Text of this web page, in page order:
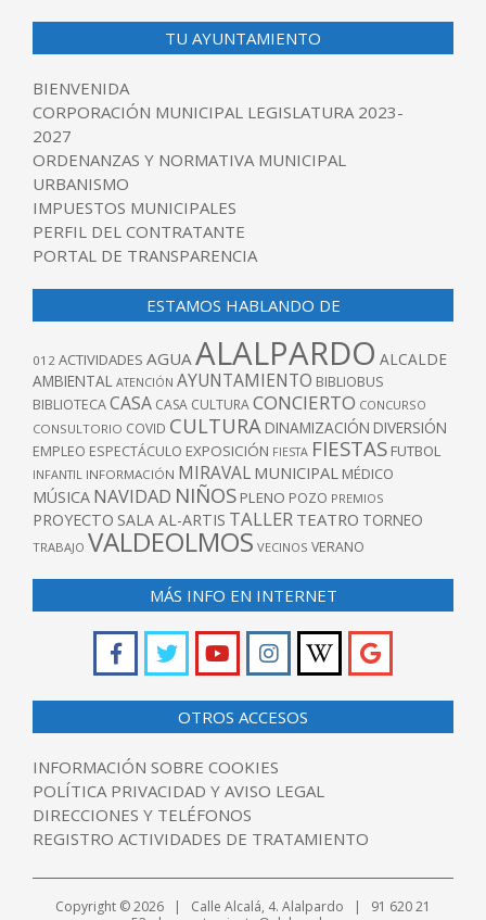
TU AYUNTAMIENTO
BIENVENIDA
CORPORACIÓN MUNICIPAL LEGISLATURA 2023-
2027
ORDENANZAS Y NORMATIVA MUNICIPAL
URBANISMO
IMPUESTOS MUNICIPALES
PERFIL DEL CONTRATANTE
PORTAL DE TRANSPARENCIA
ESTAMOS HABLANDO DE
012 ACTIVIDADES AGUA ALALPARDO ALCALDE
AMBIENTAL ATENCIÓN AYUNTAMIENTO BIBLIOBUS
BIBLIOTECACASA CASA CULTURACONCIERTO CONCURSO
CONSULTORIO COVID CULTURA DINAMIZACIÓN DIVERSIÓN
EMPLEO ESPECTÁCULO EXPOSICIÓN FIESTA FIESTAS FUTBOL
INFANTIL INFORMACIÓN MIRAVAL MUNICIPAL MÉDICO
MÚSICA NAVIDAD NIÑOS PLENO POZO PREMIOS
PROYECTO SALA AL-ARTIS TALLER TEATRO TORNEO
TRABAJO VALDEOLMOS VECINOS VERANO
MÁS INFO EN INTERNET
OTROS ACCESOS
INFORMACIÓN SOBRE COOKIES
POLÍTICA PRIVACIDAD Y AVISO LEGAL
DIRECCIONES Y TELÉFONOS
REGISTRO ACTIVIDADES DE TRATAMIENTO
Copyright © 2026 | Calle Alcalá, 4. Alalpardo | 91 620 21